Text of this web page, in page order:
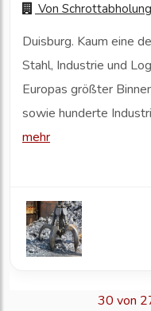
Von
Duisburg. Kaum eine
Stahl, Industrie und
Europas größter
sowie hunderte
mehr
30 von